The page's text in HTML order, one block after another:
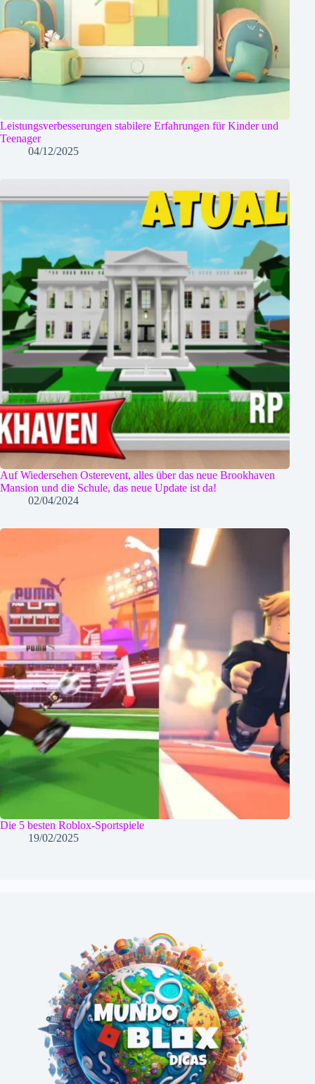
Leistungsverbesserungen stabilere Erfahrungen für Kinder und
Teenager
04/12/2025
Auf Wiedersehen Osterevent, alles über das neue Brookhaven
Mansion und die Schule, das neue Update ist da!
02/04/2024
Die 5 besten Roblox-Sportspiele
19/02/2025